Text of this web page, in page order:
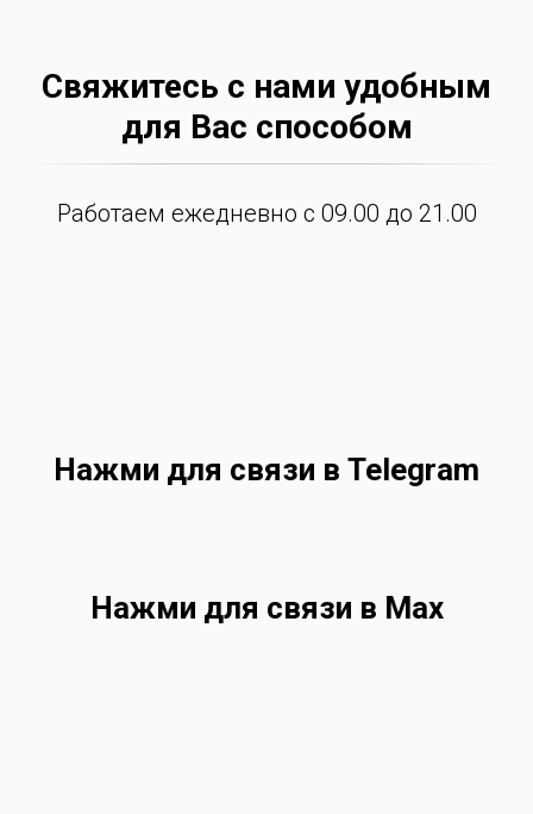
Свяжитесь с нами удобным
для Вас способом
Работаем ежедневно с 09.00 до 21.00
Нажми для связи в Telegram
Нажми для связи в Max